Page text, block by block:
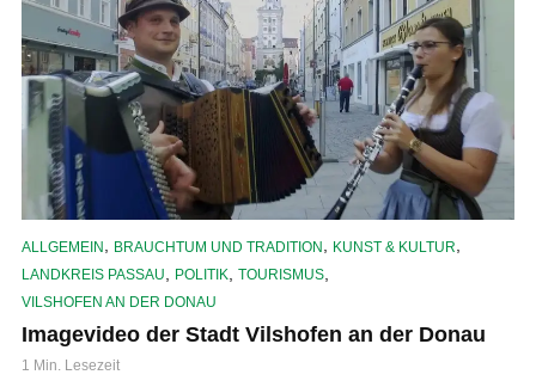
ALLGEMEIN, BRAUCHTUM UND TRADITION, KUNST & KULTUR,
LANDKREIS PASSAU POLITIK TOURISMUS
VILSHOFEN AN DER DONAU
Imagevideo der Stadt Vilshofen an der Donau
1 Min. Lesezeit